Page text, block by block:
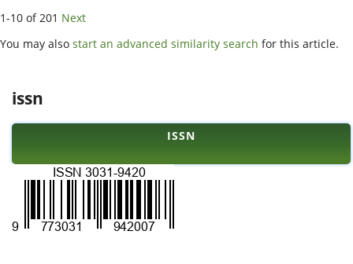
1-10 of 201 Next
You may also start an advanced similarity search for this article.
issn
ISSN